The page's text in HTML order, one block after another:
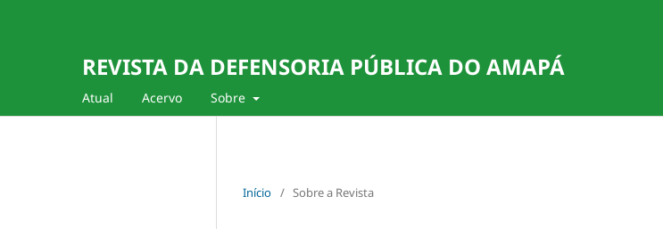
REVISTA DA DEFENSORIA PÚBLICA DO AMAPÁ
Atual Acervo Sobre
Início / Sobre a Revista